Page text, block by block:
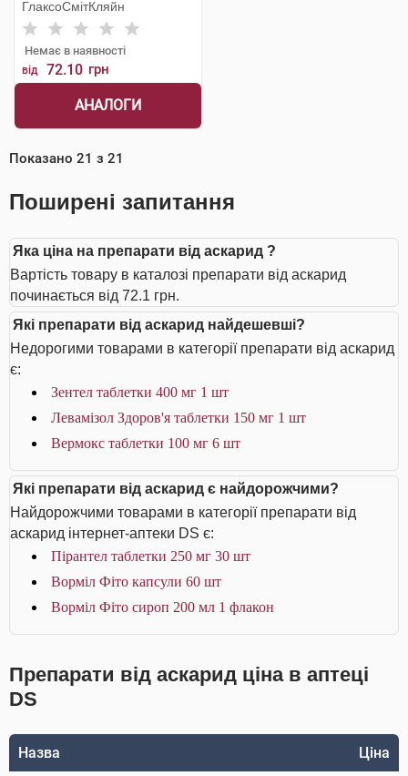
ГлаксоСмітКляйн
Немає в наявності
від 72.10 грн
АНАЛОГИ
Показано 21 з 21
Поширені запитання
Яка ціна на препарати від аскарид ?
Вартість товару в каталозі препарати від аскарид
починається від 72.1 грн.
Які препарати від аскарид найдешевші?
Недорогими товарами в категорії препарати від аскарид
є:
Зентел таблетки 400 мг 1 шт
Левамізол Здоров'я таблетки 150 мг 1 шт
Вермокс таблетки 100 мг 6 шт
Які препарати від аскарид є найдорожчими?
Найдорожчими товарами в категорії препарати від
аскарид інтернет-аптеки DS є:
Пірантел таблетки 250 мг 30 шт
Ворміл Фіто капсули 60 шт
Ворміл Фіто сироп 200 мл 1 флакон
Препарати від аскарид ціна в аптеці
DS
Назва Ціна